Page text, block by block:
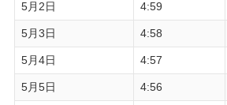
5月2日 4:59
5月3日 4:58
5月4日 4:57
5月5日 4:56